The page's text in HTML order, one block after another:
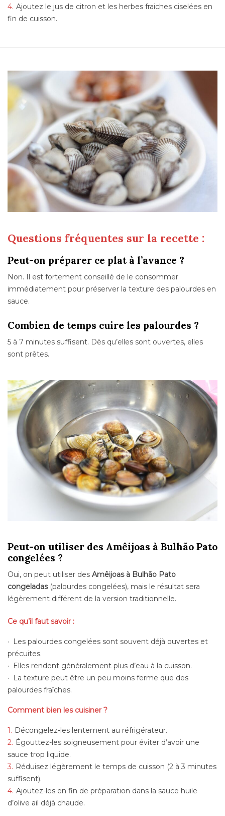
Ajoutez le jus de citron et les herbes fraiches ciselées en
fin de cuisson.
Questions fréquentes sur la recette :
Peut-on préparer ce plat à l’avance ?
Non. Il est fortement conseillé de le consommer
immédiatement pour préserver la texture des palourdes en
sauce.
Combien de temps cuire les palourdes ?
5 à 7 minutes suffisent. Dès qu’elles sont ouvertes, elles
sont prêtes.
Peut-on utiliser des Amêijoas à Bulhão Pato
congelées ?
Oui, on peut utiliser des Amêijoas à Bulhão Pato
congeladas(palourdes congelées), mais le résultat sera
légèrement différent de la version traditionnelle.
Ce qu’il faut savoir :
Les palourdes congelées sont souvent déjà ouvertes et
précuites.
Elles rendent généralement plus d’eau à la cuisson.
La texture peut être un peu moins ferme que des
palourdes fraîches.
Comment bien les cuisiner ?
Décongelez-les lentement au réfrigérateur.
Égouttez-les soigneusement pour éviter d’avoir une
sauce trop liquide.
Réduisez légèrement le temps de cuisson (2 à 3 minutes
suffisent).
Ajoutez-les en fin de préparation dans la sauce huile
d’olive ail déjà chaude.